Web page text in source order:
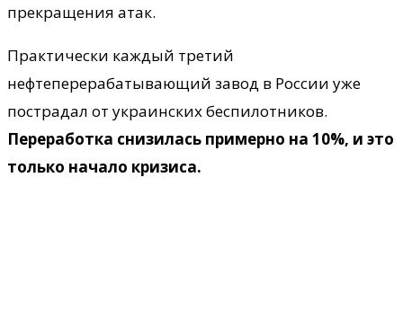
прекращения атак.
Практически каждый третий
нефтеперерабатывающий завод в России уже
пострадал от украинских беспилотников.
Переработка снизилась примерно на 10%, и это
только начало кризиса.